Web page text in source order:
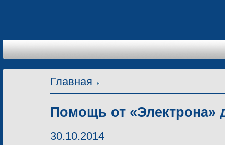
Главная
Помощь от «Электрона»
30.10.2014